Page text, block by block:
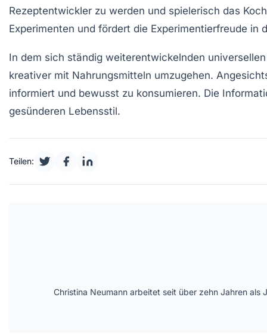
Rezeptentwickler zu werden und spielerisch das
Experimenten und fördert die Experimentierfreude in
In dem sich ständig weiterentwickelnden
kreativer mit Nahrungsmitteln umzugehen.
informiert und bewusst zu konsumieren. Die
gesünderen Lebensstil.
Teilen:
Christina Neumann arbeitet seit über zehn Jahren als